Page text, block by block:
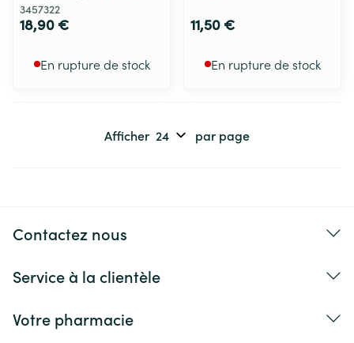
3457322
18,90 €
En rupture de stock
11,50 €
En rupture de stock
Afficher par page
Contactez nous
Service à la clientèle
Votre pharmacie